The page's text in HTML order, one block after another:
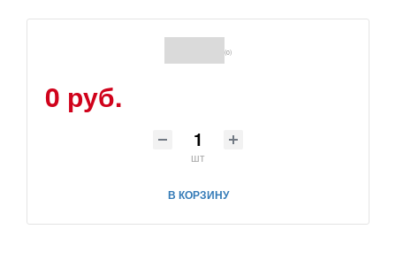
(0)
0 руб.
шт
В КОРЗИНУ